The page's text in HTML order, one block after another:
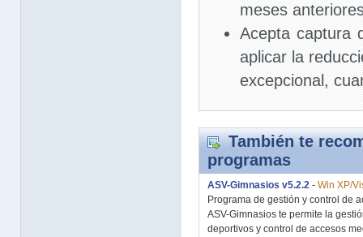
meses
Acepta captura
aplicar la
excepcional,
También te
programas
ASV-Gimnasios v5.2.2 - Win XP/
Programa de gestión y control de
ASV-Gimnasios te permite la
deportivos y control de accesos